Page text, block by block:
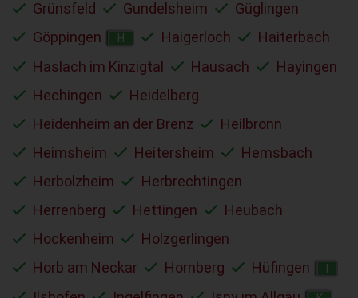
Grünsfeld
Gundelsheim
Güglingen
Göppingen
H Haigerloch
Haiterbach
Haslach im Kinzigtal
Hausach
Hayingen
Hechingen
Heidelberg
Heidenheim an der Brenz
Heilbronn
Heimsheim
Heitersheim
Hemsbach
Herbolzheim
Herbrechtingen
Herrenberg
Hettingen
Heubach
Hockenheim
Holzgerlingen
Horb am Neckar
Hornberg Hüfingen